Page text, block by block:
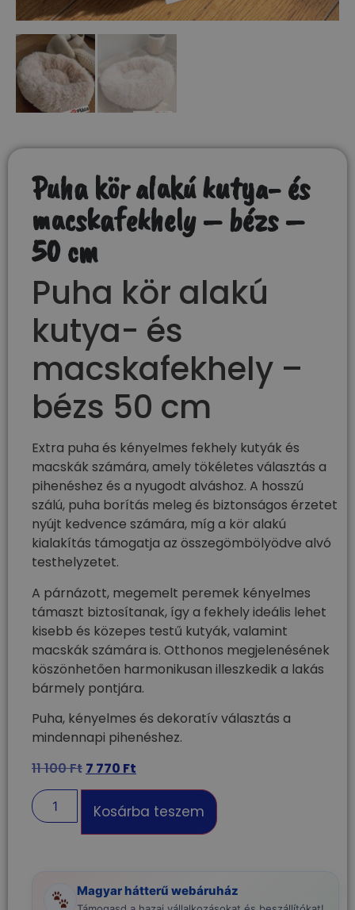
Puha kör alakú kutya- és
macskafekhely – bézs –
50 cm
Puha kör alakú
kutya- és
macskafekhely –
bézs 50 cm
Extra puha és kényelmes fekhely kutyák és
macskák számára, amely tökéletes választás a
pihenéshez és a nyugodt alváshoz. A hosszú
szálú, puha borítás meleg és biztonságos érzetet
nyújt kedvence számára, míg a kör alakú
kialakítás támogatja az összegömbölyödve alvó
testhelyzetet.
A párnázott, megemelt peremek kényelmes
támaszt biztosítanak, így a fekhely ideális lehet
kisebb és közepes testű kutyák, valamint
macskák számára is. Otthonos megjelenésének
köszönhetően harmonikusan illeszkedik a lakás
bármely pontjára.
Puha, kényelmes és dekoratív választás a
mindennapi pihenéshez.
11 100Ft 7 770 Ft
Kosárba teszem
Magyar hátterű webáruház